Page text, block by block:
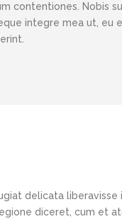
contentiones. Nobis
integre mea ut, eu
delicata
diceret, cum et